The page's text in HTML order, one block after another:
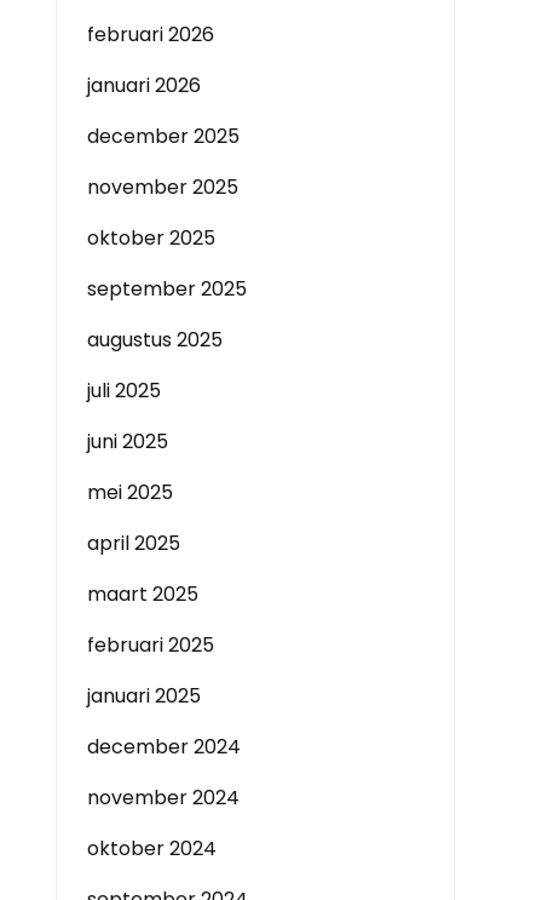
februari 2026
januari 2026
december 2025
november 2025
oktober 2025
september 2025
augustus 2025
juli 2025
juni 2025
mei 2025
april 2025
maart 2025
februari 2025
januari 2025
december 2024
november 2024
oktober 2024